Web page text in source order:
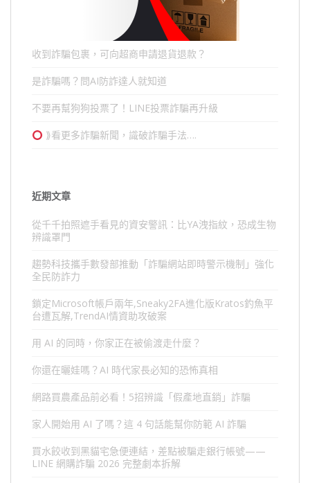
收到詐騙包裹，可向超商申請退貨退款？
是詐騙嗎？問AI防詐達人就知道
不要再幫狗狗投票了！LINE投票詐騙再升級
⟫看更多詐騙新聞，識破詐騙手法….
近期文章
從千千拍照遮手看見的資安警訊：比YA洩指紋，恐成生物
辨識罩門
趨勢科技攜手數發部推動「詐騙網站即時警示機制」強化
全民防詐力
鎖定Microsoft帳戶兩年,Sneaky2FA進化版Kratos釣魚平
台遭瓦解,TrendAI情資助攻破案
用 AI 的同時，你家正在被偷渡走什麼？
你還在曬娃嗎？AI 時代家長必知的恐怖真相
網路買農產品前必看！5招辨識「假產地直銷」詐騙
家人開始用 AI 了嗎？這 4 句話能幫你防範 AI 詐騙
買水餃收到黑貓宅急便連結，差點被騙走銀行帳號——
LINE 網購詐騙 2026 完整劇本拆解